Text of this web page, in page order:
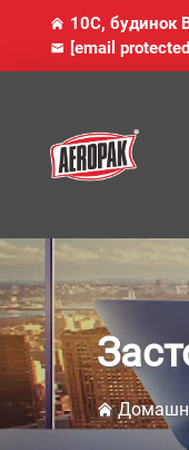
10C, будинок
[email